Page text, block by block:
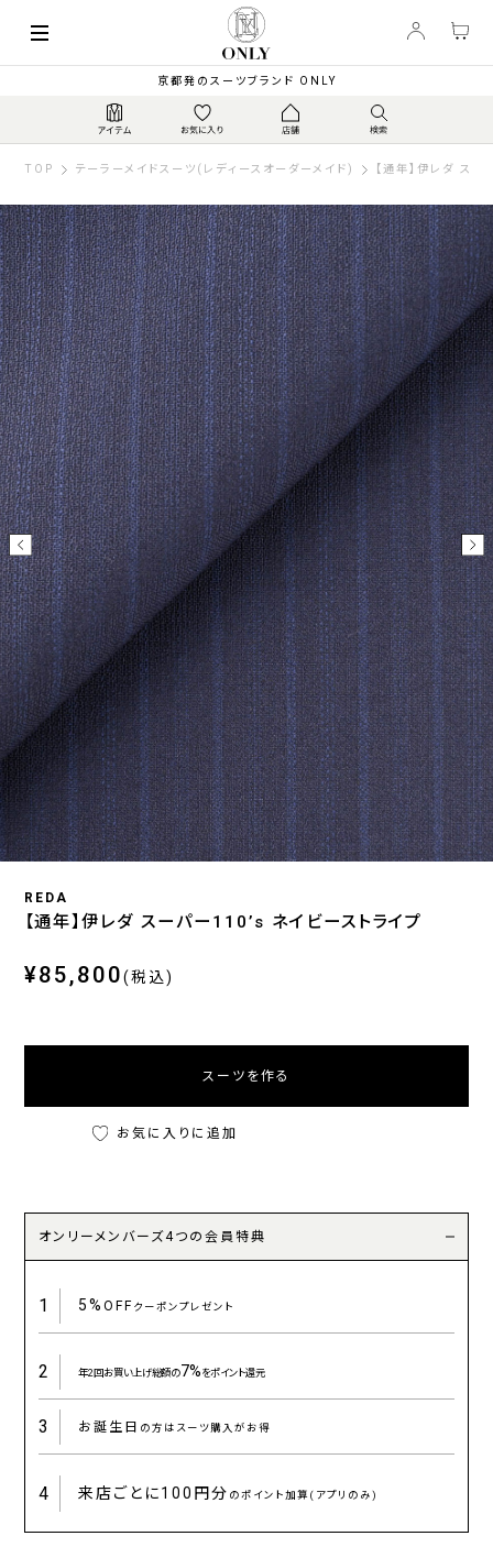
京都発のスーツブランド ONLY
TOP テーラーメイドスーツ(レディースオーダーメイド) 【通年】伊レダ ス
REDA
【通年】伊レダ スーパー110’s ネイビーストライプ
¥85,800(税込)
スーツを作る
お気に入りに追加
オンリーメンバーズ4つの会員特典
1 5%OFFクーポンプレゼント
2 年2回お買い上げ総額の7%をポイント還元
3 お誕生日 の方はスーツ購入がお得
4 来店ごとに100円分 のポイント加算(アプリのみ)